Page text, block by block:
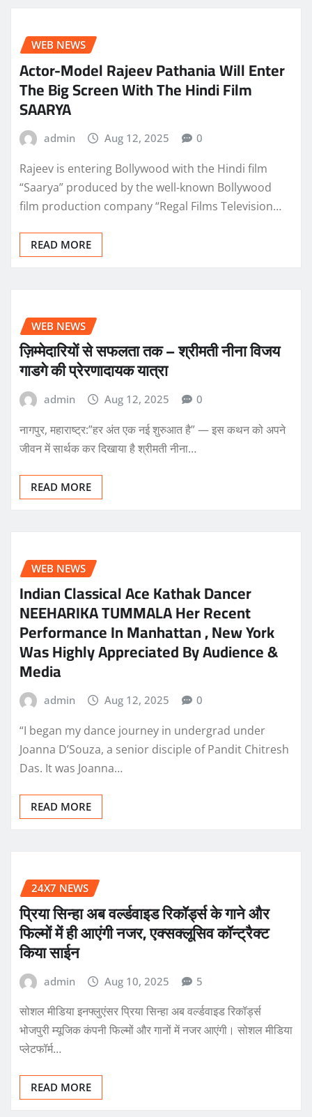
WEB NEWS
Actor-Model Rajeev Pathania Will Enter
The Big Screen With The Hindi Film
SAARYA
admin Aug 12, 2025 0
Rajeev is entering Bollywood with the Hindi film
“Saarya” produced by the well-known Bollywood
film production company “Regal Films Television…
READ MORE
WEB NEWS
ज़िम्मेदारियों से सफलता तक – श्रीमती नीना विजय
गाडगे की प्रेरणादायक यात्रा
admin Aug 12, 2025 0
नागपुर, महाराष्ट्र:”हर अंत एक नई शुरुआत है” — इस कथन को अपने
जीवन में सार्थक कर दिखाया है श्रीमती नीना…
READ MORE
WEB NEWS
Indian Classical Ace Kathak Dancer
NEEHARIKA TUMMALA Her Recent
Performance In Manhattan , New York
Was Highly Appreciated By Audience &
Media
admin Aug 12, 2025 0
“I began my dance journey in undergrad under
Joanna D’Souza, a senior disciple of Pandit Chitresh
Das. It was Joanna…
READ MORE
24X7 NEWS
प्रिया सिन्हा अब वर्ल्डवाइड रिकॉर्ड्स के गाने और
फिल्मों में ही आएंगी नजर, एक्सक्लूसिव कॉन्ट्रैक्ट
किया साईन
admin Aug 10, 2025 5
सोशल मीडिया इनफ्लुएंसर प्रिया सिन्हा अब वर्ल्डवाइड रिकॉर्ड्स
भोजपुरी म्यूजिक कंपनी फिल्मों और गानों में नजर आएंगी। सोशल मीडिया
प्लेटफॉर्म…
READ MORE